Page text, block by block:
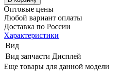
Оптовые цены
Любой вариант оплаты
Доставка по России
Характеристики
Вид
Вид запчасти Дисплей
Еще товары для данной модели